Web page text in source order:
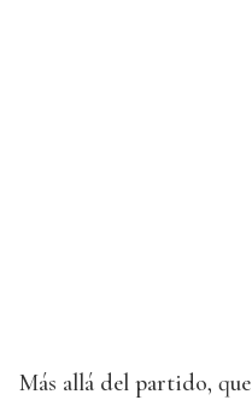
Más allá del partido, que